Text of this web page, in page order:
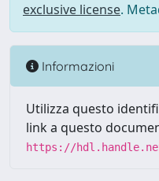
exclusive license.
Informazioni
Utilizza questo
link a questo
https://